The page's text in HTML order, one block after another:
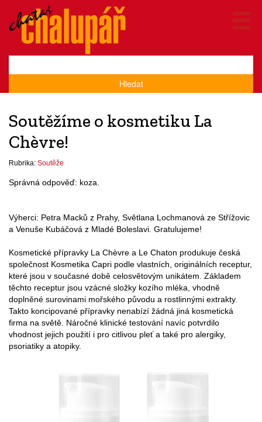
Hledat
Soutěžíme o kosmetiku La
Chèvre!
Rubrika: Soutěže
Správná odpověď: koza.
Výherci: Petra Macků z Prahy, Světlana Lochmanová ze Střížovic
a Venuše Kubáčová z Mladé Boleslavi. Gratulujeme!
Kosmetické přípravky La Chèvre a Le Chaton produkuje česká
společnost Kosmetika Capri podle vlastních, originálních receptur,
které jsou v současné době celosvětovým unikátem. Základem
těchto receptur jsou vzácné složky kozího mléka, vhodně
doplněné surovinami mořského původu a rostlinnými extrakty.
Takto koncipované přípravky nenabízí žádná jiná kosmetická
firma na světě. Náročné klinické testování navíc potvrdilo
vhodnost jejich použití i pro citlivou pleť a také pro alergiky,
psoriatiky a atopiky.